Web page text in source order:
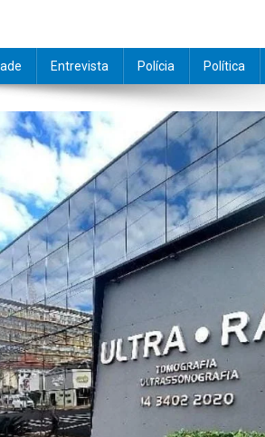
Entrevista Polícia Política